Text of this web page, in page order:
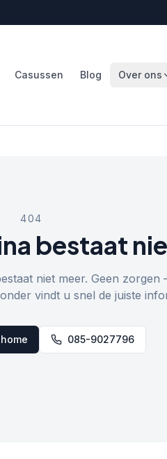
Casussen Blog Over ons
404
bestaat
niet meer. Geen
vindt u snel de juiste
085-9027796